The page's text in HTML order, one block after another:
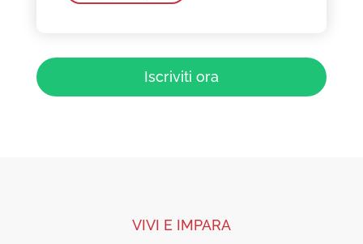
Iscriviti ora
VIVI E IMPARA